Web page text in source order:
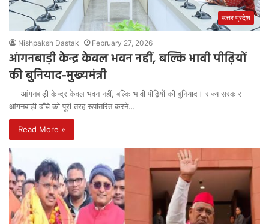
उत्तर प्रदेश
Nishpaksh Dastak February 27, 2026
आंगनबाड़ी केन्द्र केवल भवन नहीं, बल्कि भावी पीढ़ियों
की बुनियाद-मुख्यमंत्री
आंगनबाड़ी केन्द्र केवल भवन नहीं, बल्कि भावी पीढ़ियों की बुनियाद। राज्य सरकार
आंगनबाड़ी ढाँचे को पूरी तरह रूपांतरित करने…
Read More »